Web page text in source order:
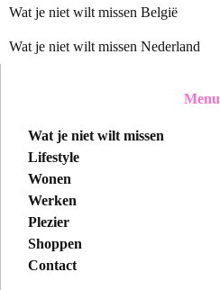
Wat je niet wilt missen België
Wat je niet wilt missen Nederland
Menu
Wat je niet wilt missen
Lifestyle
Wonen
Werken
Plezier
Shoppen
Contact